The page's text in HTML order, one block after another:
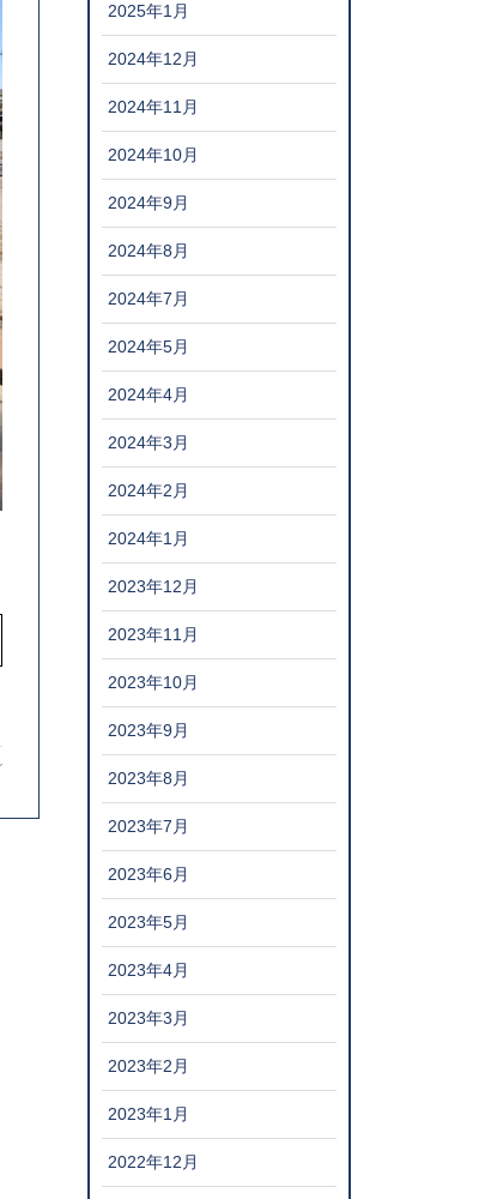
2025年1月
2024年12月
2024年11月
2024年10月
2024年9月
2024年8月
2024年7月
2024年5月
2024年4月
2024年3月
2024年2月
2024年1月
2023年12月
2023年11月
2023年10月
2023年9月
2023年8月
2023年7月
2023年6月
2023年5月
2023年4月
2023年3月
2023年2月
2023年1月
2022年12月